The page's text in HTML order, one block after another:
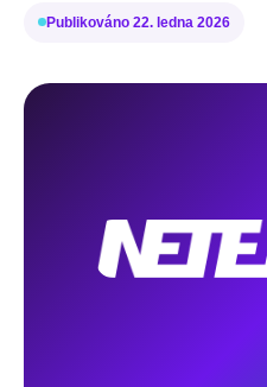
Publikováno 22. ledna 2026